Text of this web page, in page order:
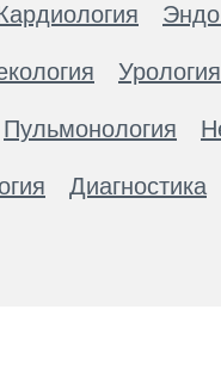
Урология
Пульмонология
Диагностика